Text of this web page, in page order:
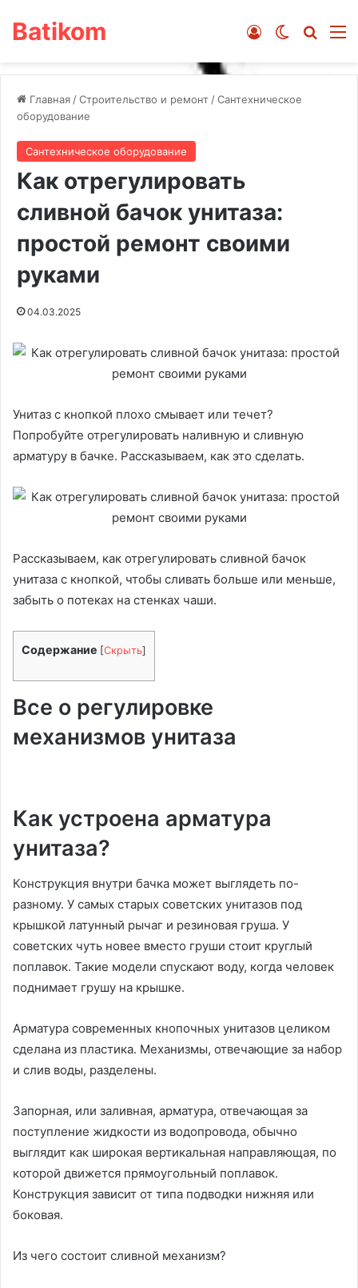
Batikom Switch skin
Войти
Главная /Строительство и ремонт /Сантехническое
оборудование
Сантехническое оборудование
Как отрегулировать
сливной бачок унитаза:
простой ремонт своими
руками
04.03.2025
Унитаз с кнопкой плохо смывает или течет?
Попробуйте отрегулировать наливную и сливную
арматуру в бачке. Рассказываем, как это сделать.
Рассказываем, как отрегулировать сливной бачок
унитаза с кнопкой, чтобы сливать больше или меньше,
забыть о потеках на стенках чаши.
Содержание [Скрыть]
Все о регулировке
механизмов унитаза
Как устроена арматура
унитаза?
Конструкция внутри бачка может выглядеть по-
разному. У самых старых советских унитазов под
крышкой латунный рычаг и резиновая груша. У
советских чуть новее вместо груши стоит круглый
поплавок. Такие модели спускают воду, когда человек
поднимает грушу на крышке.
Арматура современных кнопочных унитазов целиком
сделана из пластика. Механизмы, отвечающие за набор
и слив воды, разделены.
Запорная, или заливная, арматура, отвечающая за
поступление жидкости из водопровода, обычно
выглядит как широкая вертикальная направляющая, по
которой движется прямоугольный поплавок.
Конструкция зависит от типа подводки нижняя или
боковая.
Из чего состоит сливной механизм?